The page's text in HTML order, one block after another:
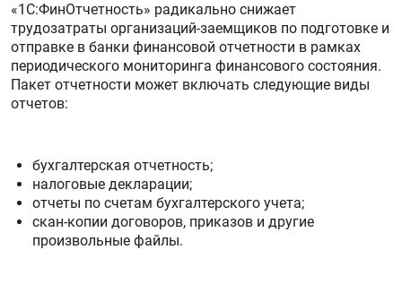
«1С:ФинОтчетность» радикально снижает
трудозатраты организаций-заемщиков по подготовке и
отправке в банки финансовой отчетности в рамках
периодического мониторинга финансового состояния.
Пакет отчетности может включать следующие виды
отчетов:
бухгалтерская отчетность;
налоговые декларации;
отчеты по счетам бухгалтерского учета;
скан-копии договоров, приказов и другие
произвольные файлы.